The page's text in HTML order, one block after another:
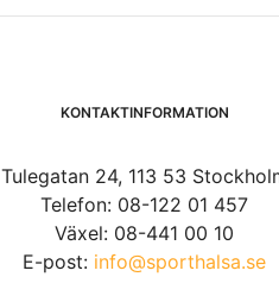
KONTAKTINFORMATION
Tulegatan 24, 113 53
Telefon: 08-122 01 457
Växel: 08-441 00 10
E-post: info@sporthalsa.se